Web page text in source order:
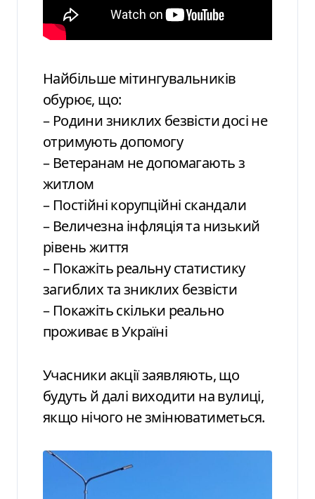
Найбільше мітингувальників
обурює, що:
– Родини зниклих безвісти досі не
отримують допомогу
– Ветеранам не допомагають з
житлом
– Постійні корупційні скандали
– Величезна інфляція та низький
рівень життя
– Покажіть реальну статистику
загиблих та зниклих безвісти
– Покажіть скільки реально
проживає в Україні
Учасники акції заявляють, що
будуть й далі виходити на вулиці,
якщо нічого не змінюватиметься.